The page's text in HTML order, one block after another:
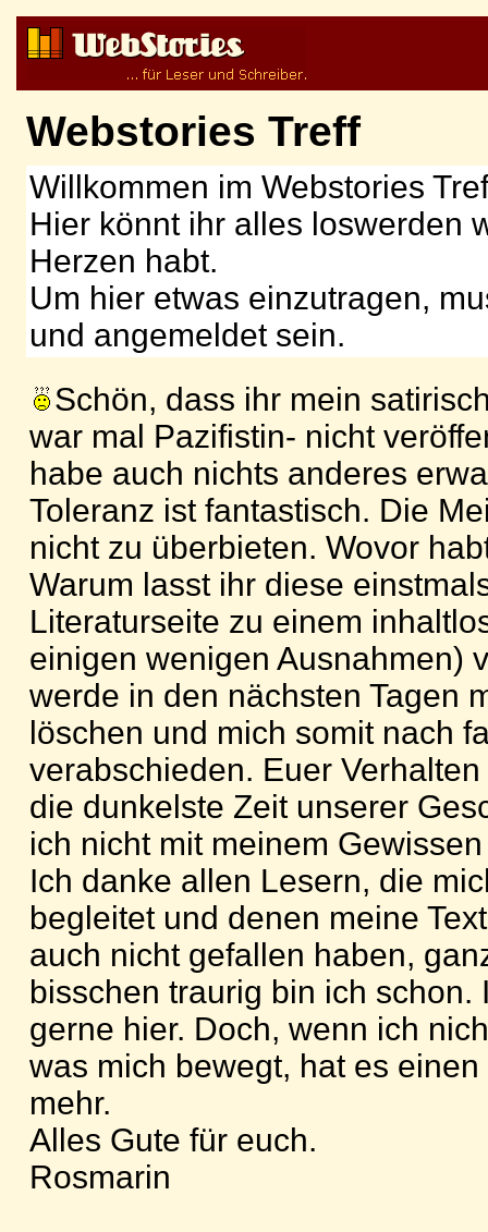
Webstories Treff
Willkommen im Webstories
Hier könnt ihr alles loswerden
Herzen habt.
Um hier etwas einzutragen,
und angemeldet sein.
Schön, dass ihr mein
war mal Pazifistin- nicht
habe auch nichts anderes
Toleranz ist fantastisch. Die
nicht zu überbieten. Wovor
Warum lasst ihr diese
Literaturseite zu einem
einigen wenigen Ausnahmen)
werde in den nächsten Tagen
löschen und mich somit nach
verabschieden. Euer
die dunkelste Zeit unserer
ich nicht mit meinem
Ich danke allen Lesern, die
begleitet und denen meine
auch nicht gefallen haben,
bisschen traurig bin ich schon.
gerne hier. Doch, wenn ich
was mich bewegt, hat es
mehr.
Alles Gute für euch.
Rosmarin